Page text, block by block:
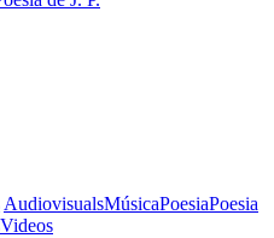
AudiovisualsMúsicaPoesiaPoesia
VideosCom